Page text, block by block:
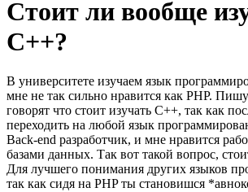
Стоит ли вообще
C++?
В университете изучаем язык
мне не так сильно нравится как PHP.
говорят что стоит изучать C++, так как
переходить на любой язык
Back-end разработчик, и мне нравится
базами данных. Так вот такой вопрос,
Для лучшего понимания других языков
так как сидя на PHP ты становишся